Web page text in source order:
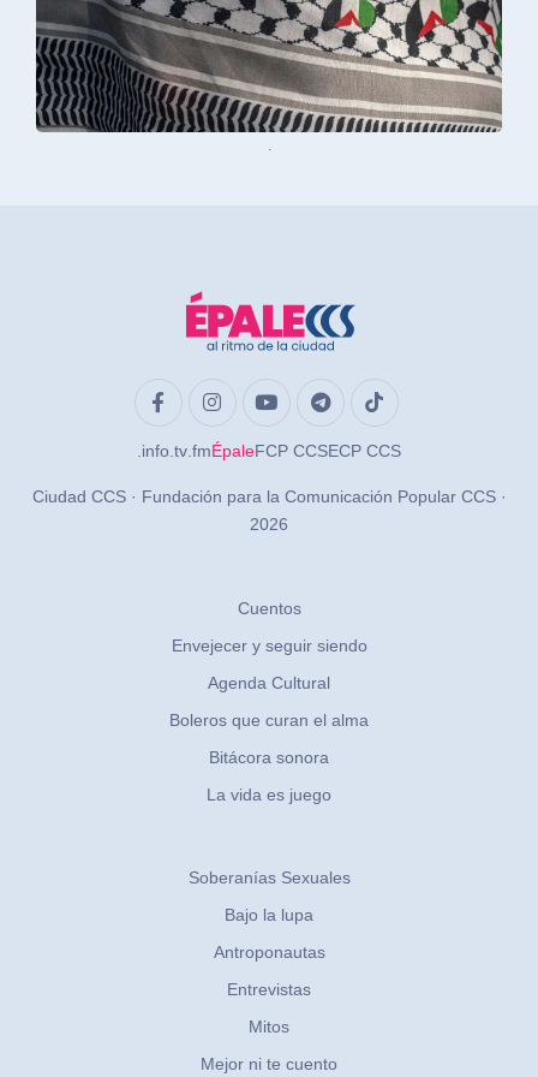
.
.info .tv .fmÉpaleFCP CCSECP CCS
Ciudad CCS · Fundación para la Comunicación Popular CCS ·
2026
Cuentos
Envejecer y seguir siendo
Agenda Cultural
Boleros que curan el alma
Bitácora sonora
La vida es juego
Soberanías Sexuales
Bajo la lupa
Antroponautas
Entrevistas
Mitos
Mejor ni te cuento